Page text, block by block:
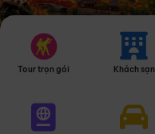
Tour trọn gói Khách sạn